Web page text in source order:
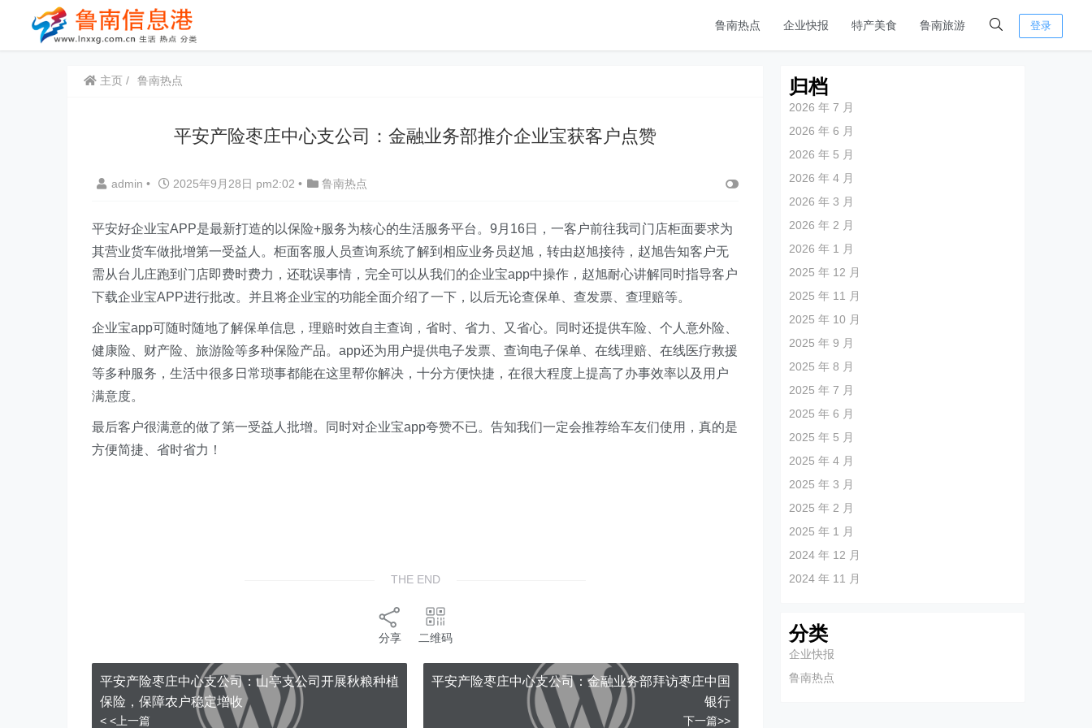
鲁南热点 企业快报 特产美食 鲁南旅游 登录
主页 鲁南热点
平安产险枣庄中心支公司：金融业务部推介企业宝获客户点赞
admin • 2025年9月28日 pm2:02 • 鲁南热点
平安好企业宝APP是最新打造的以保险+服务为核心的生活服务平台。9月16日，一客户前往我司门店柜面要求为
其营业货车做批增第一受益人。柜面客服人员查询系统了解到相应业务员赵旭，转由赵旭接待，赵旭告知客户无
需从台儿庄跑到门店即费时费力，还耽误事情，完全可以从我们的企业宝app中操作，赵旭耐心讲解同时指导客户
下载企业宝APP进行批改。并且将企业宝的功能全面介绍了一下，以后无论查保单、查发票、查理赔等。
企业宝app可随时随地了解保单信息，理赔时效自主查询，省时、省力、又省心。同时还提供车险、个人意外险、
健康险、财产险、旅游险等多种保险产品。app还为用户提供电子发票、查询电子保单、在线理赔、在线医疗救援
等多种服务，生活中很多日常琐事都能在这里帮你解决，十分方便快捷，在很大程度上提高了办事效率以及用户
满意度。
最后客户很满意的做了第一受益人批增。同时对企业宝app夸赞不已。告知我们一定会推荐给车友们使用，真的是
方便简捷、省时省力！
THE END
分享 二维码
平安产险枣庄中心支公司：山亭支公司开展秋粮种植
保险，保障农户稳定增收
< <上一篇
平安产险枣庄中心支公司：金融业务部拜访枣庄中国
银行
下一篇>>
归档
2026 年 7 月
2026 年 6 月
2026 年 5 月
2026 年 4 月
2026 年 3 月
2026 年 2 月
2026 年 1 月
2025 年 12 月
2025 年 11 月
2025 年 10 月
2025 年 9 月
2025 年 8 月
2025 年 7 月
2025 年 6 月
2025 年 5 月
2025 年 4 月
2025 年 3 月
2025 年 2 月
2025 年 1 月
2024 年 12 月
2024 年 11 月
分类
企业快报
鲁南热点